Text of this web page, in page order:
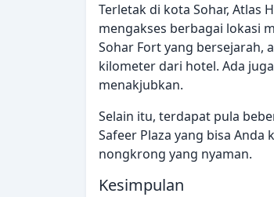
Terletak di kota Sohar,
mengakses berbagai lokasi
Sohar Fort yang bersejarah,
kilometer dari hotel. Ada
menakjubkan.
Selain itu, terdapat pula
Safeer Plaza yang bisa
nongkrong yang nyaman.
Kesimpulan